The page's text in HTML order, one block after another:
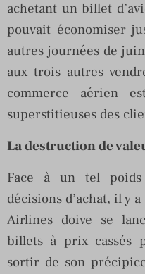
achetant un billet
pouvait économiser
autres journées de
aux trois autres
commerce aérien
superstitieuses des
La destruction de
Face à un tel
décisions d’achat, il y
Airlines doive se
billets à prix cassés
sortir de son